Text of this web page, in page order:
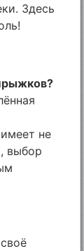
Здесь
не
выбор